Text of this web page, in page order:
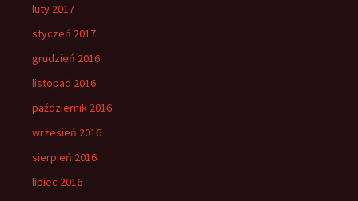
luty 2017
styczeń 2017
grudzień 2016
listopad 2016
październik 2016
wrzesień 2016
sierpień 2016
lipiec 2016